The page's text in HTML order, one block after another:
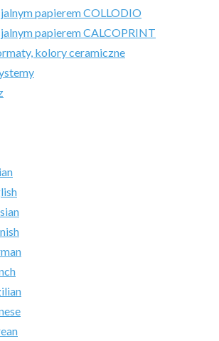
papierem COLLODIO
papierem CALCOPRINT
kolory ceramiczne